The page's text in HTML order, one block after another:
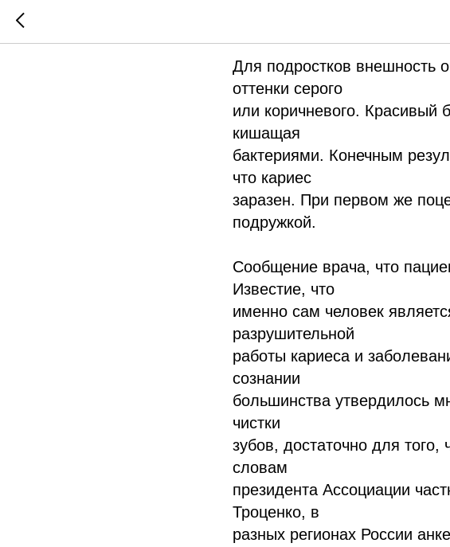
Чистите зубы
Для подростков внешность
оттенки серого
или коричневого. Красивый
кишащая
бактериями. Конечным
что кариес
заразен. При первом же
подружкой.
Сообщение врача, что
Известие, что
именно сам человек
разрушительной
работы кариеса и
сознании
большинства утвердилось
чистки
зубов, достаточно для
словам
президента Ассоциации
Троценко, в
разных регионах России